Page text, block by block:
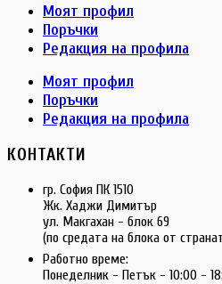
Моят профил
Поръчки
Редакция на профила
Моят профил
Поръчки
Редакция на профила
КОНТАКТИ
гр. София ПК 1510
Жк. Хаджи Димитър
ул. Макгахан - блок 69
(по средата на блока от
Работно време:
Понеделник - Петък - 10:00 -